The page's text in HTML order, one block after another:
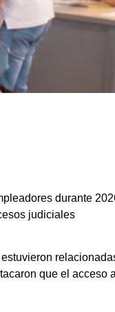
durante
judiciales
que el acceso a